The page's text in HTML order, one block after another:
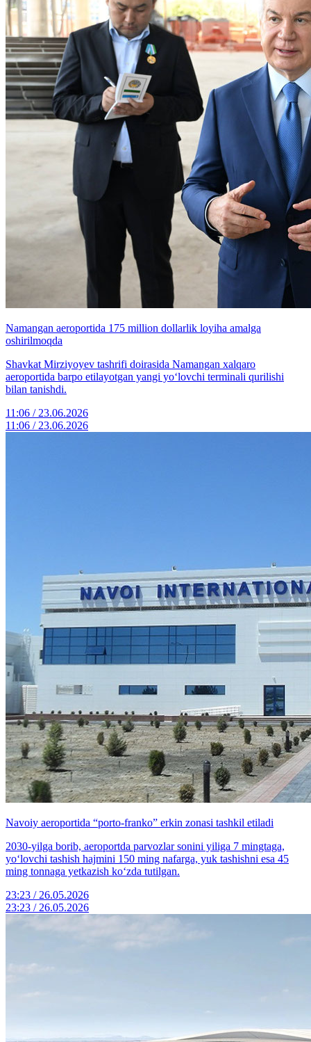
Namangan aeroportida 175 million dollarlik loyiha amalga
oshirilmoqda
Shavkat Mirziyoyev tashrifi doirasida Namangan xalqaro
aeroportida barpo etilayotgan yangi yo‘lovchi terminali qurilishi
bilan tanishdi.
11:06 / 23.06.2026
11:06 / 23.06.2026
Navoiy aeroportida “porto-franko” erkin zonasi tashkil etiladi
2030-yilga borib, aeroportda parvozlar sonini yiliga 7 mingtaga,
yo‘lovchi tashish hajmini 150 ming nafarga, yuk tashishni esa 45
ming tonnaga yetkazish ko‘zda tutilgan.
23:23 / 26.05.2026
23:23 / 26.05.2026